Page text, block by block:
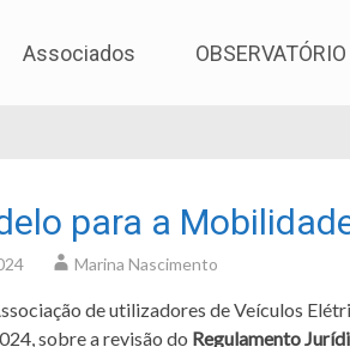
to
Associados OBSERVATÓRIO
para a
Marina Nascimento
de utilizadores de Veículos
sobre a revisão do Regulamento